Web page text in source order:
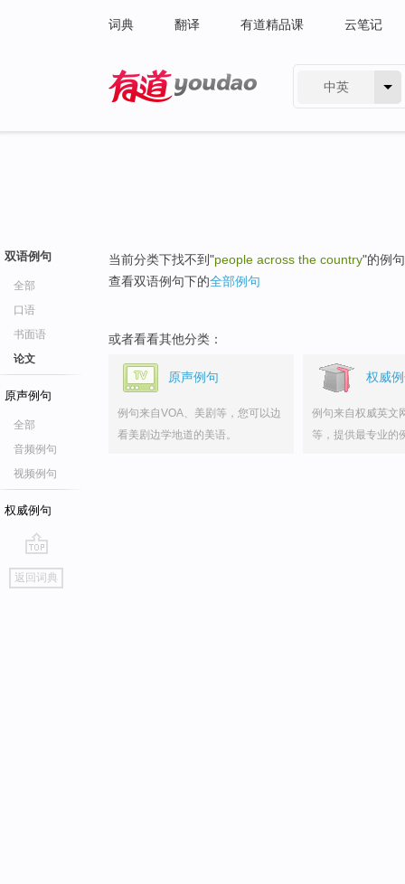
词典 翻译 有道精品课 云笔记
中英
双语例句
全部
口语
书面语
论文
原声例句
全部
音频例句
视频例句
权威例句
go
top
返回词典
当前分类下找不到"people across the country"的例
查看双语例句下的全部例句
或者看看其他分类：
原声例句
例句来自VOA、美剧等，您可以边
看美剧边学地道的美语。
权威
例句来自权威英文
等，提供最专业的